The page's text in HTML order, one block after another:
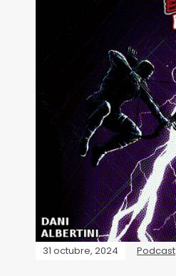
31 octubre, 2024 Podcast